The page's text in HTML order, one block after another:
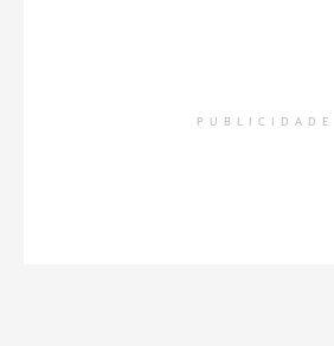
PUBLICIDADE